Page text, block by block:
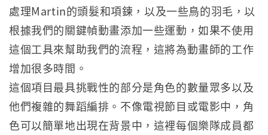
處理Martin的頭髮和項鍊，以及一些鳥的羽毛，以
根據我們的關鍵幀動畫添加一些運動，如果不使用
這個工具來幫助我們的流程，這將為動畫師的工作
增加很多時間。
這個項目最具挑戰性的部分是角色的數量眾多以及
他們複雜的舞蹈編排。不像電視節目或電影中，角
色可以簡單地出現在背景中，這裡每個樂隊成員都